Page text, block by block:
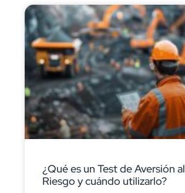
¿Qué es un Test de Aversión al
Riesgo y cuándo utilizarlo?